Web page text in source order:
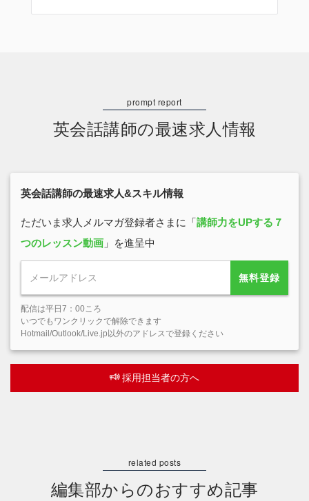
英会話講師の最速求人情報
英会話講師の最速求人&スキル情報
ただいま求人メルマガ登録者さまに「講師力をUPする７
つのレッスン動画 」を進呈中
無料登録
配信は平日7：00ころ
いつでもワンクリックで解除できます
Hotmail/Outlook/Live.jp以外のアドレスで登録ください
採用担当者の方へ
編集部からのおすすめ記事